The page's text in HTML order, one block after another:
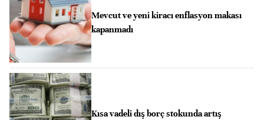
Mevcut ve yeni kiracı enflasyon makası
kapanmadı
Kısa vadeli dış borç stokunda artış